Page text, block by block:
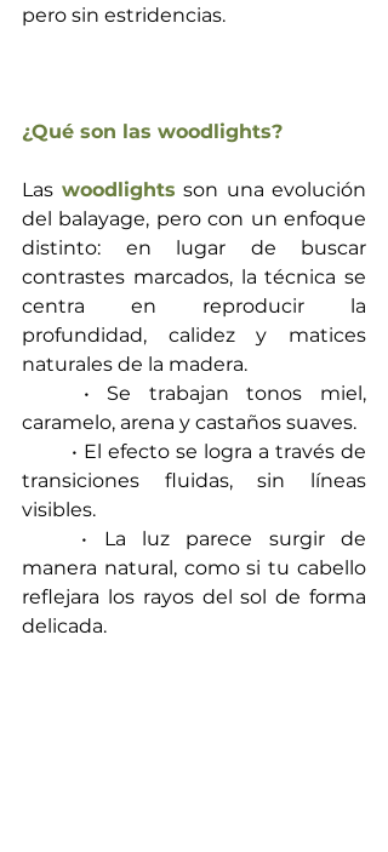
pero sin estridencias.
¿Qué son las woodlights?
Las woodlights son una evolución
del balayage, pero con un enfoque
distinto: en lugar de buscar
contrastes marcados, la técnica se
centra en reproducir la
profundidad, calidez y matices
naturales de la madera.
caramelo, arena y castaños suaves.
transiciones fluidas, sin líneas
visibles.
manera natural, como si tu cabello
reflejara los rayos del sol de forma
delicada.